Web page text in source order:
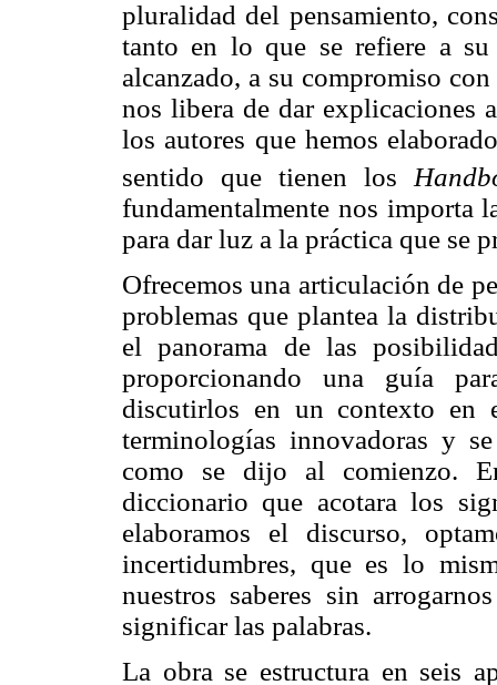
pluralidad del pensamiento,
tanto en lo que se refiere a
alcanzado, a su compromiso
nos libera de dar explicaciones
los autores que hemos
sentido que tienen los
fundamentalmente nos importa
para dar luz a la práctica que se
Ofrecemos una articulación de
problemas que plantea la
el panorama de las
proporcionando una guía
discutirlos en un contexto en
terminologías innovadoras y
como se dijo al comienzo.
diccionario que acotara los
elaboramos el discurso,
incertidumbres, que es lo
nuestros saberes sin
significar las palabras.
La obra se estructura en seis